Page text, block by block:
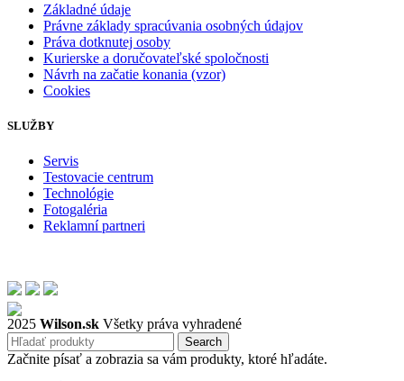
Základné údaje
Právne základy spracúvania osobných údajov
Práva dotknutej osoby
Kurierske a doručovateľské spoločnosti
Návrh na začatie konania (vzor)
Cookies
SLUŽBY
Servis
Testovacie centrum
Technológie
Fotogaléria
Reklamní partneri
2025 Wilson.sk Všetky práva vyhradené
Search
Začnite písať a zobrazia sa vám produkty, ktoré hľadáte.